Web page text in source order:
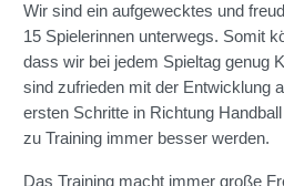
Wir sind ein aufgewecktes und
15 Spielerinnen unterwegs. Somit
dass wir bei jedem Spieltag genug
sind zufrieden mit der Entwicklung
ersten Schritte in Richtung
zu Training immer besser werden.
Das Training macht immer große